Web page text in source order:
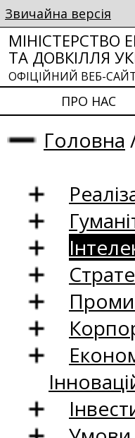
Звичайна версія
МІНІСТЕРСТВО
ТА ДОВКІЛЛЯ
ОФІЦІЙНИЙ ВЕБ-
ПРО НАС
Головна